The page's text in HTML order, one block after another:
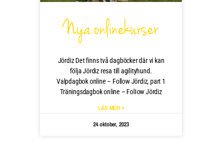
Nya onlinekurser
Jördiz Det finns två dagböcker där vi kan
följa Jördiz resa till agilityhund.
Valpdagbok online – Follow Jördiz, part 1
Träningsdagbok online – FolIow Jördiz
LÄS MER »
24 oktober, 2023